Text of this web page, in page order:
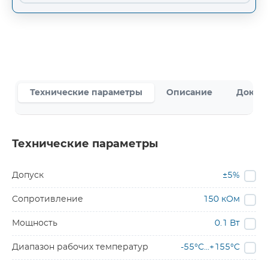
Технические параметры Описание
Технические параметры
Допуск ±5%
Сопротивление 150 кОм
Мощность 0.1 Вт
Диапазон рабочих температур -55°C...+155°C